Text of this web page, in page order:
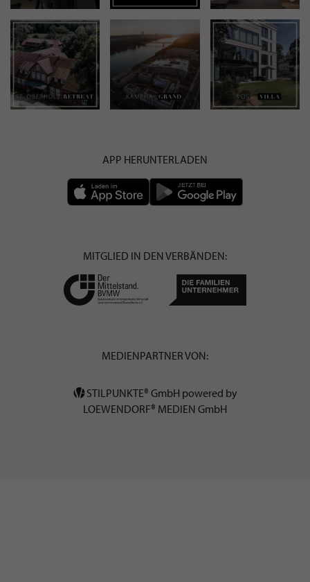
APP HERUNTERLADEN
MITGLIED IN DEN VERBÄNDEN:
MEDIENPARTNER VON:
STILPUNKTE® GmbH powered by
LOEWENDORF® MEDIEN GmbH